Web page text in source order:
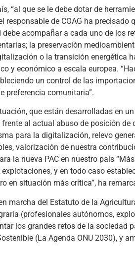
“al que se le debe dotar de
responsable de COAG ha precisado
acompañar a cada uno de los
la preservación
o la transición energética
y económico a escala europea.
un control de las
preferencia comunitaria”.
que están desarrolladas en
al actual abuso de posición de
para la digitalización, relevo
valorización de nuestra
la nueva PAC en nuestro país
y en todo caso
en situación más crítica”, ha
marcha del Estatuto de la
(profesionales autónomos,
los grandes retos de la sociedad
(La Agenda ONU 2030), y